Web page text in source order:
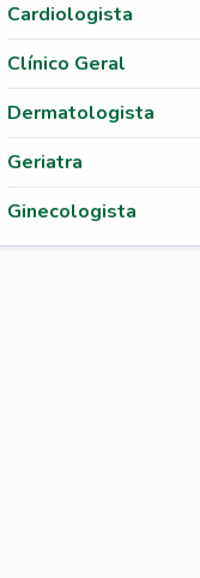
Cardiologista
Clínico Geral
Dermatologista
Geriatra
Ginecologista